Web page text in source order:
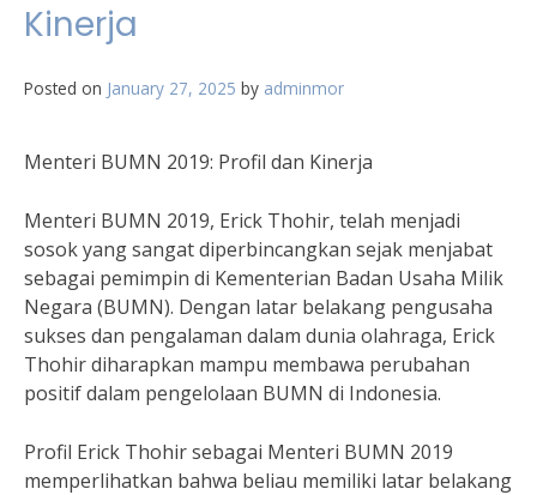
Kinerja
Posted on January 27, 2025 by adminmor
Menteri BUMN 2019: Profil dan Kinerja
Menteri BUMN 2019, Erick Thohir, telah menjadi
sosok yang sangat diperbincangkan sejak menjabat
sebagai pemimpin di Kementerian Badan Usaha Milik
Negara (BUMN). Dengan latar belakang pengusaha
sukses dan pengalaman dalam dunia olahraga, Erick
Thohir diharapkan mampu membawa perubahan
positif dalam pengelolaan BUMN di Indonesia.
Profil Erick Thohir sebagai Menteri BUMN 2019
memperlihatkan bahwa beliau memiliki latar belakang